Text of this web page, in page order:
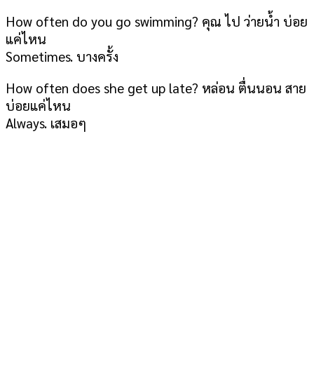
How often do you go swimming? คุณ ไป ว่ายน้ำ บ่อย
แค่ไหน
Sometimes. บางครั้ง
How often does she get up late? หล่อน ตื่นนอน สาย
บ่อยแค่ไหน
Always. เสมอๆ